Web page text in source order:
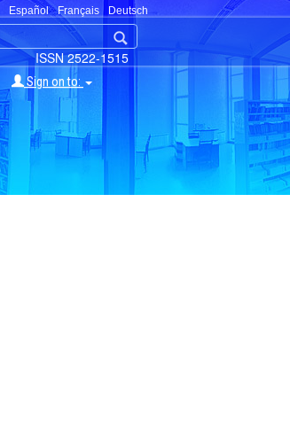
Español Français Deutsch
ISSN 2522-1515
Sign on to: